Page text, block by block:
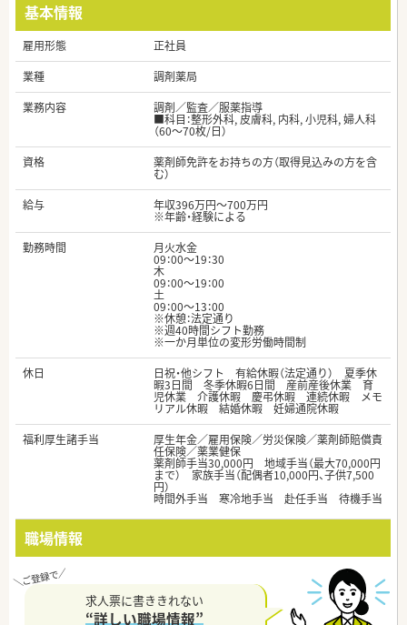
基本情報
雇用形態
正社員
業種
調剤薬局
業務内容
調剤／監査／服薬指導
■科目：整形外科, 皮膚科, 内科, 小児科, 婦人科
（60～70枚/日）
資格
薬剤師免許をお持ちの方（取得見込みの方を含
む）
給与
年収396万円～700万円
※年齢・経験による
勤務時間
月火水金
09：00～19：30
木
09：00～19：00
土
09：00～13：00
※休憩：法定通り
※週40時間シフト勤務
※一か月単位の変形労働時間制
休日
日祝・他シフト 有給休暇（法定通り） 夏季休
暇3日間 冬季休暇6日間 産前産後休業 育
児休業 介護休暇 慶弔休暇 連続休暇 メモ
リアル休暇 結婚休暇 妊婦通院休暇
福利厚生諸手当
厚生年金／雇用保険／労災保険／薬剤師賠償責
任保険／薬業健保
薬剤師手当30,000円 地域手当（最大70,000円
まで） 家族手当（配偶者10,000円、子供7,500
円）
時間外手当 寒冷地手当 赴任手当 待機手当
職場情報
求人票に書ききれない
“詳しい職場情報”